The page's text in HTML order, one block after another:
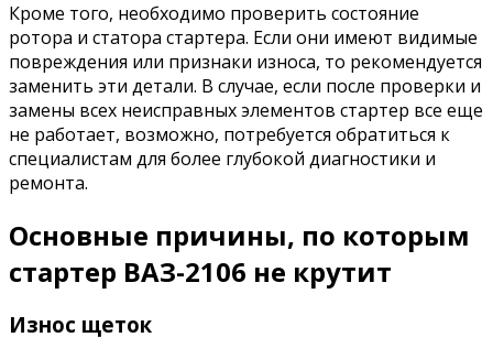
Кроме того, необходимо проверить состояние
ротора и статора стартера. Если они имеют видимые
повреждения или признаки износа, то рекомендуется
заменить эти детали. В случае, если после проверки и
замены всех неисправных элементов стартер все еще
не работает, возможно, потребуется обратиться к
специалистам для более глубокой диагностики и
ремонта.
Основные причины, по которым
стартер ВАЗ-2106 не крутит
Износ щеток